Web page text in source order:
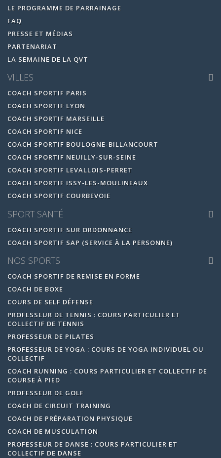
LE PROGRAMME DE PARRAINAGE
FAQ
PRESSE ET MÉDIAS
PARTENARIAT
LA SEMAINE DE LA QVT
VILLES
COACH SPORTIF PARIS
COACH SPORTIF LYON
COACH SPORTIF MARSEILLE
COACH SPORTIF NICE
COACH SPORTIF BOULOGNE-BILLANCOURT
COACH SPORTIF NEUILLY-SUR-SEINE
COACH SPORTIF LEVALLOIS-PERRET
COACH SPORTIF ISSY-LES-MOULINEAUX
COACH SPORTIF COURBEVOIE
SPORT SANTÉ
COACH SPORTIF SUR ORDONNANCE
COACH SPORTIF SAP (SERVICE À LA PERSONNE)
NOS SPORTS
COACH SPORTIF DE REMISE EN FORME
COACH DE BOXE
COURS DE SELF DÉFENSE
PROFESSEUR DE TENNIS : COURS PARTICULIER ET
COLLECTIF DE TENNIS
PROFESSEUR DE PILATES
PROFESSEUR DE YOGA : COURS DE YOGA INDIVIDUEL OU
COLLECTIF
COACH RUNNING : COURS PARTICULIER ET COLLECTIF DE
COURSE À PIED
PROFESSEUR DE GOLF
COACH DE CIRCUIT TRAINING
COACH DE PRÉPARATION PHYSIQUE
COACH DE MUSCULATION
PROFESSEUR DE DANSE : COURS PARTICULIER ET
COLLECTIF DE DANSE